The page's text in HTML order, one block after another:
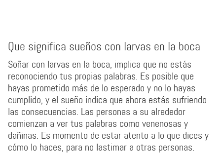
Que significa sueños con larvas en la boca
Soñar con larvas en la boca, implica que no estás
reconociendo tus propias palabras. Es posible que
hayas prometido más de lo esperado y no lo hayas
cumplido, y el sueño indica que ahora estás sufriendo
las consecuencias. Las personas a su alrededor
comienzan a ver tus palabras como venenosas y
dañinas. Es momento de estar atento a lo que dices y
cómo lo haces, para no lastimar a otras personas.